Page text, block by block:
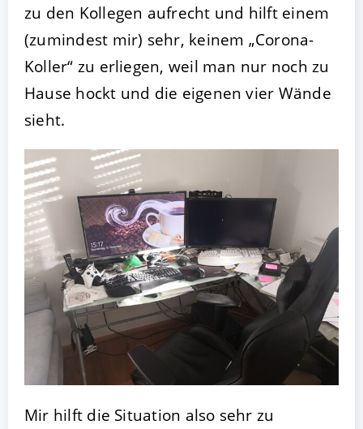
zu den Kollegen aufrecht und hilft einem
(zumindest mir) sehr, keinem „Corona-
Koller“ zu erliegen, weil man nur noch zu
Hause hockt und die eigenen vier Wände
sieht.
Mir hilft die Situation also sehr zu